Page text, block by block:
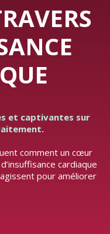
et captivantes sur
comment un cœur
cardiaque
pour améliorer